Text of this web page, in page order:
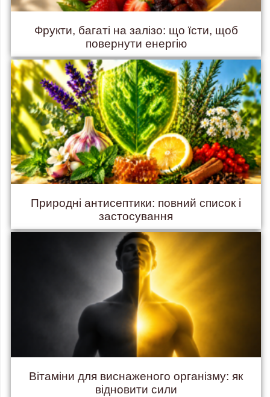
Фрукти, багаті на залізо: що їсти, щоб
повернути енергію
Природні антисептики: повний список і
застосування
Вітаміни для виснаженого організму: як
відновити сили